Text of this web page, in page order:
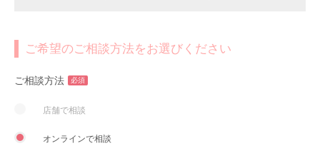
ご希望のご相談方法をお選びください
ご相談方法 必須
店舗で相談
オンラインで相談